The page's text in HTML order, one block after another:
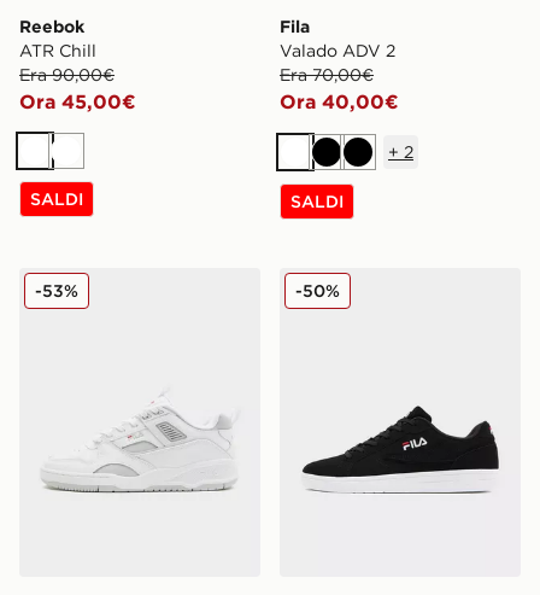
Reebok
ATR Chill
Era 90,00€
Ora 45,00€
BiancoBianco
SALDI
Fila
Valado ADV 2
Era 70,00€
Ora 40,00€
Bianco
NeroNero
+ 2
SALDI
Fila Corda
-53% Fila Fiorenzo
-50%